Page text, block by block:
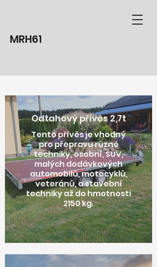
MRH61
Odtahový přívěs 2,7t
Tento přívěs je vhodný
pro přepravu různé
techniky, osobní, SUV,
malých dodávkových
automobilů, motocyklů,
veteránů, a stavební
techniky až do hmotnosti
2150 kg.